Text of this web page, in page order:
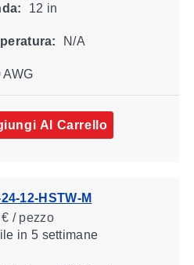
12 in
N/A
AWG
Al Carrello
12-HSTW-M
/ pezzo
in 5 settimane